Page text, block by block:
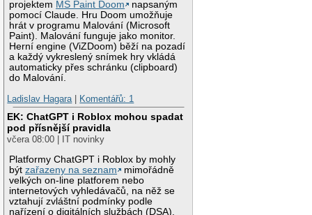
projektem MS Paint Doom
napsaným
pomocí Claude. Hru Doom umožňuje
hrát v programu Malování (Microsoft
Paint). Malování funguje jako monitor.
Herní engine (ViZDoom) běží na pozadí
a každý vykreslený snímek hry vkládá
automaticky přes schránku (clipboard)
do Malování.
Ladislav Hagara
Komentářů: 1
EK: ChatGPT i Roblox mohou spadat
pod přísnější pravidla
včera 08:00 | IT novinky
Platformy ChatGPT i Roblox by mohly
býtzařazeny na seznam
mimořádně
velkých on-line platforem nebo
internetových vyhledávačů, na něž se
vztahují zvláštní podmínky podle
nařízení o digitálních službách (DSA).